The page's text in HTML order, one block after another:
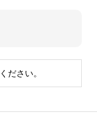
ださい。